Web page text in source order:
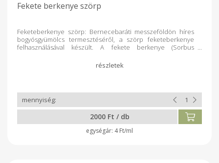
Fekete berkenye szörp
Feketeberkenye szörp: Bernecebaráti messzeföldön híres
bogyósgyümölcs termesztéséről, a szörp feketeberkenye
felhasználásával készült. A fekete berkenye (Sorbus
vitaminokban bővelkedő gyümölcs, amely jótékony hatással
van az immunrendszerre és a szív-érrendszerre. A
Összetétel: feketeberkenye, citromsav, cukor, ivóvíz
2000 Ft / db
4 Ft/ml